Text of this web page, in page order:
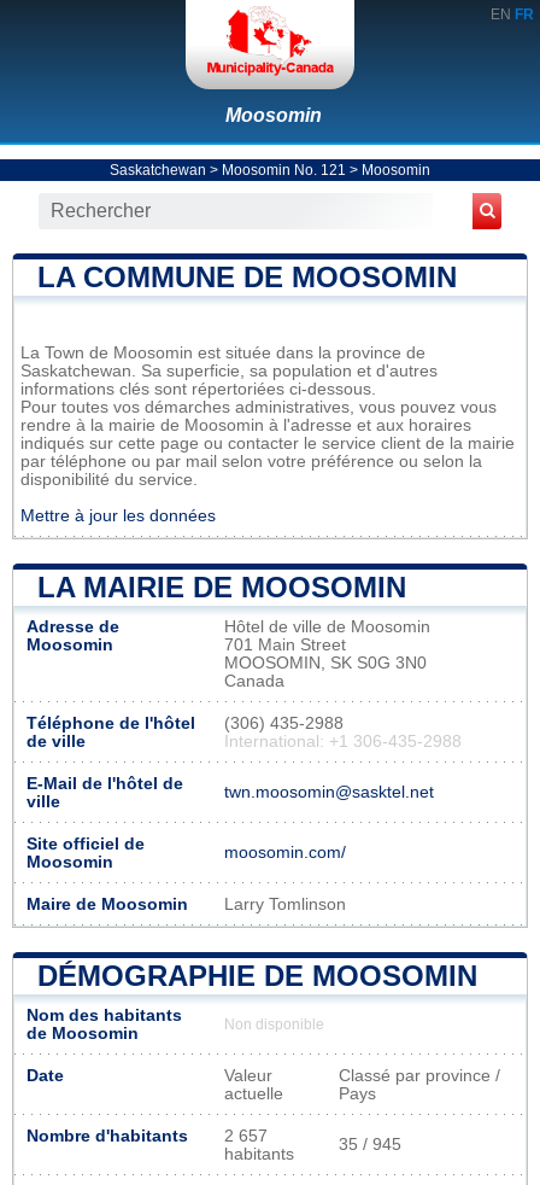
EN FR
Moosomin
Saskatchewan > Moosomin No. 121 > Moosomin
LA COMMUNE DE MOOSOMIN
La Town de Moosomin est située dans la province de
Saskatchewan. Sa superficie, sa population et d'autres
informations clés sont répertoriées ci-dessous.
Pour toutes vos démarches administratives, vous pouvez vous
rendre à la mairie de Moosomin à l'adresse et aux horaires
indiqués sur cette page ou contacter le service client de la mairie
par téléphone ou par mail selon votre préférence ou selon la
disponibilité du service.
Mettre à jour les données
LA MAIRIE DE MOOSOMIN
Adresse de
Moosomin
Hôtel de ville de Moosomin
701 Main Street
MOOSOMIN, SK S0G 3N0
Canada
Téléphone de l'hôtel
de ville
(306) 435-2988
International: +1 306-435-2988
E-Mail de l'hôtel de
ville
twn.moosomin@sasktel.net
Site officiel de
Moosomin
moosomin.com/
Maire de Moosomin Larry Tomlinson
DÉMOGRAPHIE DE MOOSOMIN
Nom des habitants
de Moosomin
Non disponible
Date
Valeur
actuelle
Classé par province /
Pays
Nombre d'habitants
2 657
habitants
35 / 945